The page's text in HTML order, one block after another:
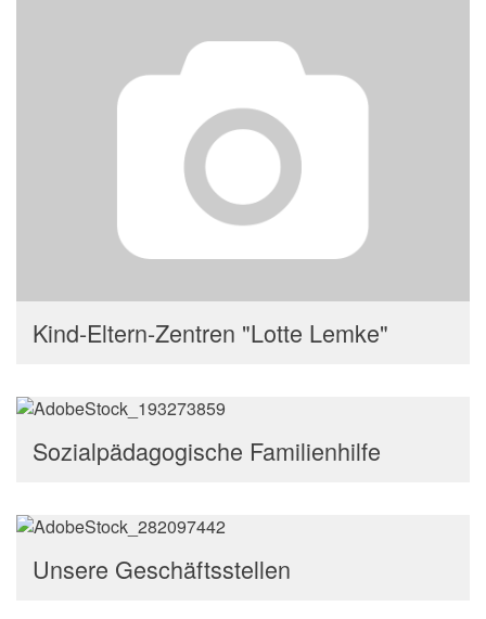
Kind-Eltern-Zentren "Lotte Lemke"
Sozialpädagogische Familienhilfe
Unsere Geschäftsstellen